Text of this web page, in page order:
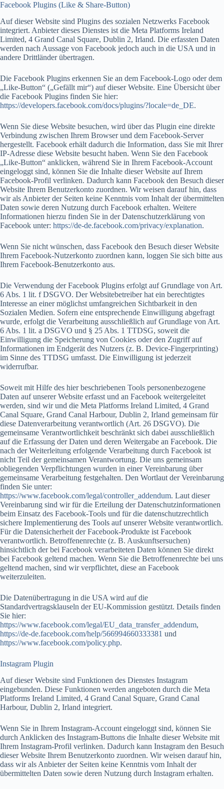
Facebook Plugins (Like & Share-Button)
Auf dieser Website sind Plugins des sozialen Netzwerks Facebook
integriert. Anbieter dieses Dienstes ist die Meta Platforms Ireland
Limited, 4 Grand Canal Square, Dublin 2, Irland. Die erfassten Daten
werden nach Aussage von Facebook jedoch auch in die USA und in
andere Drittländer übertragen.
Die Facebook Plugins erkennen Sie an dem Facebook-Logo oder dem
„Like-Button“ („Gefällt mir“) auf dieser Website. Eine Übersicht über
die Facebook Plugins finden Sie hier:
https://developers.facebook.com/docs/plugins/?locale=de_DE.
Wenn Sie diese Website besuchen, wird über das Plugin eine direkte
Verbindung zwischen Ihrem Browser und dem Facebook-Server
hergestellt. Facebook erhält dadurch die Information, dass Sie mit Ihrer
IP-Adresse diese Website besucht haben. Wenn Sie den Facebook
„Like-Button“ anklicken, während Sie in Ihrem Facebook-Account
eingeloggt sind, können Sie die Inhalte dieser Website auf Ihrem
Facebook-Profil verlinken. Dadurch kann Facebook den Besuch dieser
Website Ihrem Benutzerkonto zuordnen. Wir weisen darauf hin, dass
wir als Anbieter der Seiten keine Kenntnis vom Inhalt der übermittelten
Daten sowie deren Nutzung durch Facebook erhalten. Weitere
Informationen hierzu finden Sie in der Datenschutzerklärung von
Facebook unter: https://de-de.facebook.com/privacy/explanation.
Wenn Sie nicht wünschen, dass Facebook den Besuch dieser Website
Ihrem Facebook-Nutzerkonto zuordnen kann, loggen Sie sich bitte aus
Ihrem Facebook-Benutzerkonto aus.
Die Verwendung der Facebook Plugins erfolgt auf Grundlage von Art.
6 Abs. 1 lit. f DSGVO. Der Websitebetreiber hat ein berechtigtes
Interesse an einer möglichst umfangreichen Sichtbarkeit in den
Sozialen Medien. Sofern eine entsprechende Einwilligung abgefragt
wurde, erfolgt die Verarbeitung ausschließlich auf Grundlage von Art.
6 Abs. 1 lit. a DSGVO und § 25 Abs. 1 TTDSG, soweit die
Einwilligung die Speicherung von Cookies oder den Zugriff auf
Informationen im Endgerät des Nutzers (z. B. Device-Fingerprinting)
im Sinne des TTDSG umfasst. Die Einwilligung ist jederzeit
widerrufbar.
Soweit mit Hilfe des hier beschriebenen Tools personenbezogene
Daten auf unserer Website erfasst und an Facebook weitergeleitet
werden, sind wir und die Meta Platforms Ireland Limited, 4 Grand
Canal Square, Grand Canal Harbour, Dublin 2, Irland gemeinsam für
diese Datenverarbeitung verantwortlich (Art. 26 DSGVO). Die
gemeinsame Verantwortlichkeit beschränkt sich dabei ausschließlich
auf die Erfassung der Daten und deren Weitergabe an Facebook. Die
nach der Weiterleitung erfolgende Verarbeitung durch Facebook ist
nicht Teil der gemeinsamen Verantwortung. Die uns gemeinsam
obliegenden Verpflichtungen wurden in einer Vereinbarung über
gemeinsame Verarbeitung festgehalten. Den Wortlaut der Vereinbarung
finden Sie unter:
https://www.facebook.com/legal/controller_addendum. Laut dieser
Vereinbarung sind wir für die Erteilung der Datenschutzinformationen
beim Einsatz des Facebook-Tools und für die datenschutzrechtlich
sichere Implementierung des Tools auf unserer Website verantwortlich.
Für die Datensicherheit der Facebook-Produkte ist Facebook
verantwortlich. Betroffenenrechte (z. B. Auskunftsersuchen)
hinsichtlich der bei Facebook verarbeiteten Daten können Sie direkt
bei Facebook geltend machen. Wenn Sie die Betroffenenrechte bei uns
geltend machen, sind wir verpflichtet, diese an Facebook
weiterzuleiten.
Die Datenübertragung in die USA wird auf die
Standardvertragsklauseln der EU-Kommission gestützt. Details finden
Sie hier:
https://www.facebook.com/legal/EU_data_transfer_addendum,
https://de-de.facebook.com/help/566994660333381 und
https://www.facebook.com/policy.php.
Instagram Plugin
Auf dieser Website sind Funktionen des Dienstes Instagram
eingebunden. Diese Funktionen werden angeboten durch die Meta
Platforms Ireland Limited, 4 Grand Canal Square, Grand Canal
Harbour, Dublin 2, Irland integriert.
Wenn Sie in Ihrem Instagram-Account eingeloggt sind, können Sie
durch Anklicken des Instagram-Buttons die Inhalte dieser Website mit
Ihrem Instagram-Profil verlinken. Dadurch kann Instagram den Besuch
dieser Website Ihrem Benutzerkonto zuordnen. Wir weisen darauf hin,
dass wir als Anbieter der Seiten keine Kenntnis vom Inhalt der
übermittelten Daten sowie deren Nutzung durch Instagram erhalten.